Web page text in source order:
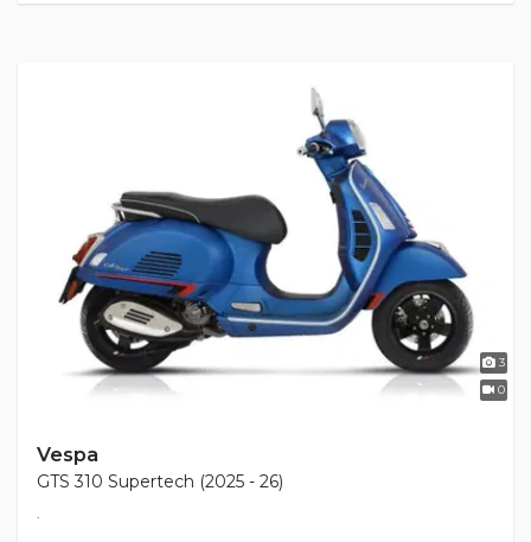
3
0
Vespa
GTS 310 Supertech (2025 - 26)
.